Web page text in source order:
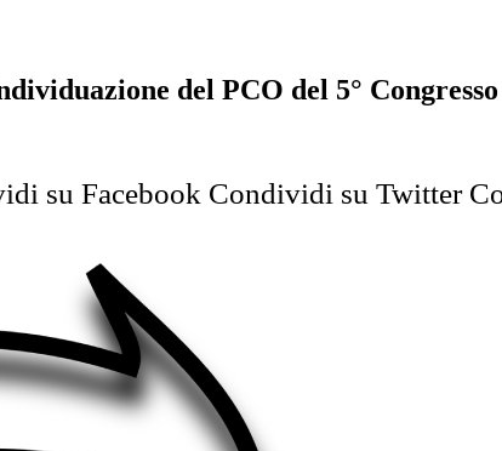
del PCO del 5°
su Facebook Condividi su Twitter